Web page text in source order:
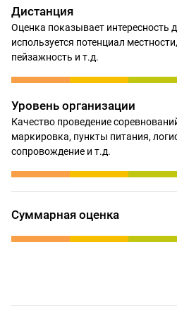
Дистанция
Оценка показывает интересность
используется потенциал
пейзажность и т.д.
Уровень организации
Качество проведение
маркировка, пункты питания,
сопровождение и т.д.
Суммарная оценка